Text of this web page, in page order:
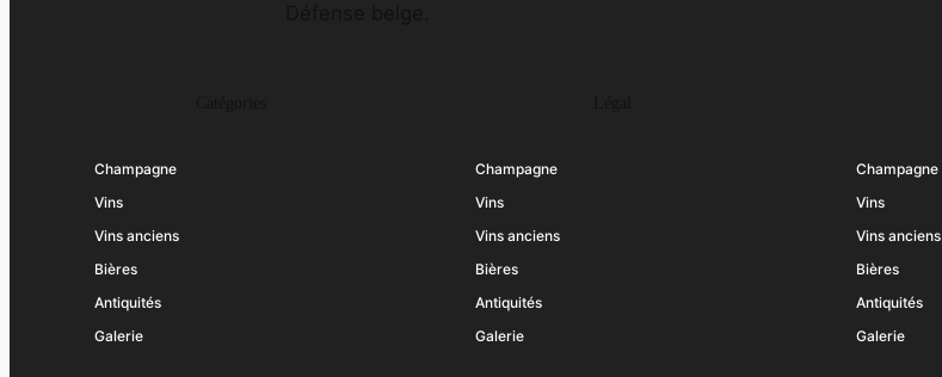
Champagne
Vins
Vins anciens
Bières
Antiquités
Galerie
Champagne
Vins
Vins anciens
Bières
Antiquités
Galerie
Champagne
Vins
Vins anciens
Bières
Antiquités
Galerie